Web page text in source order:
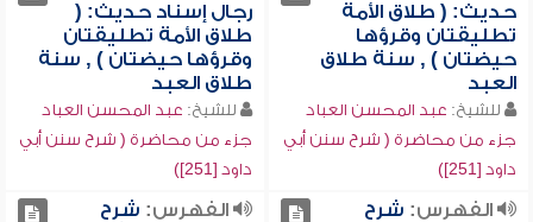
حديث: ( طلاق الأمة
تطليقتان وقرؤها
حيضتان ) , سنة طلاق
العبد
للشيخ: عبد المحسن العباد
جزء من محاضرة ( شرح سنن أبي
داود [251])
رجال إسناد حديث: (
طلاق الأمة تطليقتان
وقرؤها حيضتان ) , سنة
طلاق العبد
للشيخ: عبد المحسن العباد
جزء من محاضرة ( شرح سنن أبي
داود [251])
الفهرس: شرح
الفهرس: شرح